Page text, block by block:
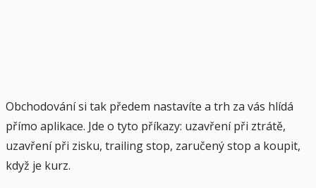
Obchodování si tak předem nastavíte a trh za vás hlídá
přímo aplikace. Jde o tyto příkazy: uzavření při ztrátě,
uzavření při zisku, trailing stop, zaručený stop a koupit,
když je kurz.